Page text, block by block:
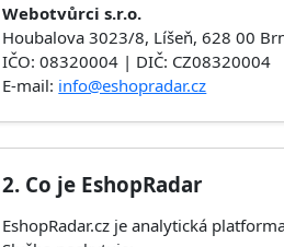
Webotvůrci s.r.o.
Houbalova 3023/8, Líšeň, 628 00
IČO: 08320004 | DIČ: CZ08320004
E-mail: info@eshopradar.cz
2. Co je EshopRadar
EshopRadar.cz je analytická